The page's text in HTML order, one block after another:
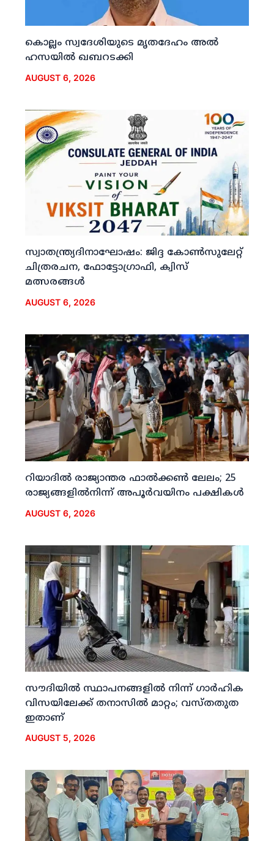
കൊല്ലം സ്വദേശിയുടെ മൃതദേഹം അല്‍
ഹസയില്‍ ഖബറടക്കി
AUGUST 6, 2026
സ്വാതന്ത്ര്യദിനാഘോഷം: ജിദ്ദ കോണ്‍സുലേറ്റ്
ചിത്രരചന, ഫോട്ടോഗ്രാഫി, ക്വിസ്
മത്സരങ്ങള്‍
AUGUST 6, 2026
റിയാദില്‍ രാജ്യാന്തര ഫാല്‍ക്കണ്‍ ലേലം; 25
രാജ്യങ്ങളില്‍നിന്ന് അപൂര്‍വയിനം പക്ഷികള്‍
AUGUST 6, 2026
സൗദിയില്‍ സ്ഥാപനങ്ങളില്‍ നിന്ന് ഗാര്‍ഹിക
വിസയിലേക്ക് തനാസില്‍ മാറ്റം; വസ്തതുത
ഇതാണ്
AUGUST 5, 2026